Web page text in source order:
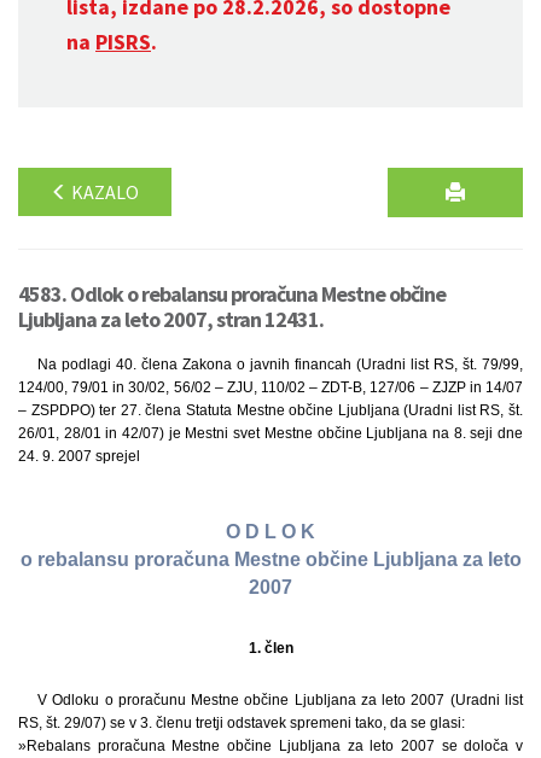
lista, izdane po 28.2.2026, so dostopne
na PISRS.
KAZALO
4583. Odlok o rebalansu proračuna Mestne občine
Ljubljana za leto 2007, stran 12431.
Na podlagi 40. člena Zakona o javnih financah (Uradni list RS, št. 79/99,
124/00, 79/01 in 30/02, 56/02 – ZJU, 110/02 – ZDT-B, 127/06 – ZJZP in 14/07
– ZSPDPO) ter 27. člena Statuta Mestne občine Ljubljana (Uradni list RS, št.
26/01, 28/01 in 42/07) je Mestni svet Mestne občine Ljubljana na 8. seji dne
24. 9. 2007 sprejel
O D L O K
o rebalansu proračuna Mestne občine Ljubljana za leto
2007
1. člen
V Odloku o proračunu Mestne občine Ljubljana za leto 2007 (Uradni list
RS, št. 29/07) se v 3. členu tretji odstavek spremeni tako, da se glasi:
»Rebalans proračuna Mestne občine Ljubljana za leto 2007 se določa v